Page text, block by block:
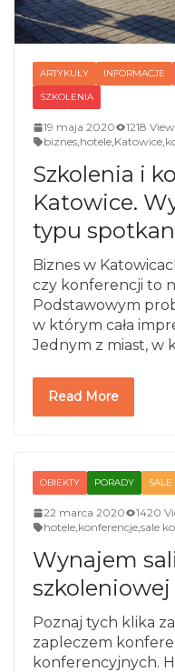
ARTYKUŁY INFORMACJE
SZKOLENIA
19 maja 2020
1218
biznes,hotele,Katowice,
Szkolenia i
Katowice.
typu
Biznes w
czy konferencji to
Podstawowym
w którym cała
Jednym z miast, w
Read More
OBIEKTY PORADY
22 marca 2020
1420
hotele,konferencje,sale
Wynajem
Poznaj tych klika
zapleczem
konferencyjnych.